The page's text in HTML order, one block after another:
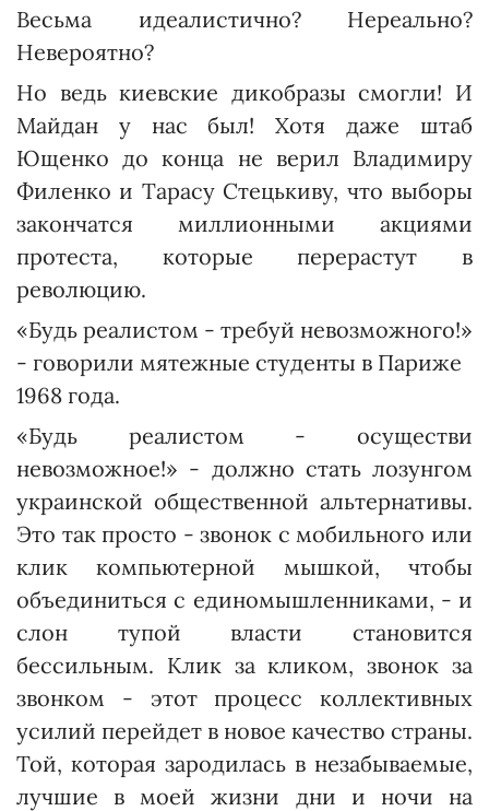
Весьма идеалистично? Нереально?
Невероятно?
Но ведь киевские дикобразы смогли! И
Майдан у нас был! Хотя даже штаб
Ющенко до конца не верил Владимиру
Филенко и Тарасу Стецькиву, что выборы
закончатся миллионными акция­ми
протеста, которые перерас­тут в
революцию.
«Будь реалистом - требуй невозможного!»
- говорили мятежные студенты в Париже
1968 года.
«Будь реалистом - осуществи
невозможное!» - должно стать лозунгом
украинской общественной альтернативы.
Это так просто - звонок с мобильного или
клик компьютерной мышкой, чтобы
объединиться с единомышленниками, - и
слон тупой власти становится
бессильным. Клик за кликом, звонок за
звонком - этот процесс коллективных
усилий перейдет в новое качество страны.
Той, которая зародилась в незабываемые,
лучшие в моей жизни дни и ночи на